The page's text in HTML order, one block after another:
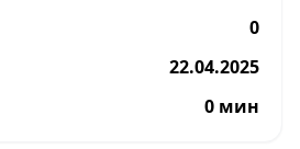
0
22.04.2025
0 мин